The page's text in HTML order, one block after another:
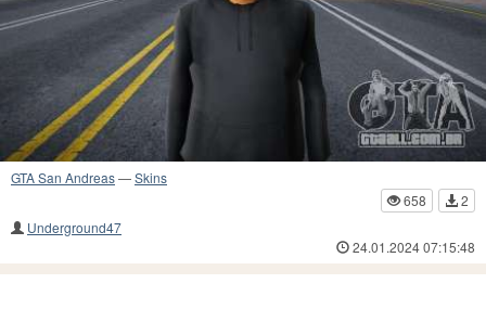
GTA San Andreas—Skins
658
2
Underground47
24.01.2024 07:15:48